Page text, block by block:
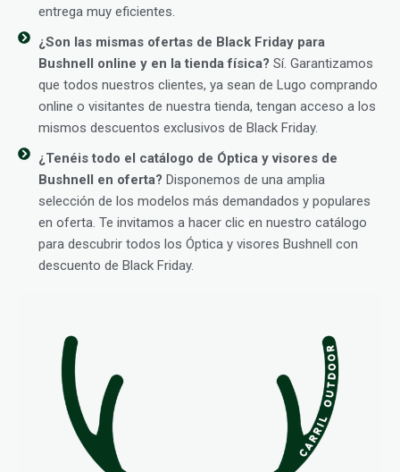
entrega muy eficientes.
¿Son las mismas ofertas de Black Friday para
Bushnell online y en la tienda física? Sí. Garantizamos
que todos nuestros clientes, ya sean de Lugo comprando
online o visitantes de nuestra tienda, tengan acceso a los
mismos descuentos exclusivos de Black Friday.
¿Tenéis todo el catálogo de Óptica y visores de
Bushnell en oferta? Disponemos de una amplia
selección de los modelos más demandados y populares
en oferta. Te invitamos a hacer clic en nuestro catálogo
para descubrir todos los Óptica y visores Bushnell con
descuento de Black Friday.